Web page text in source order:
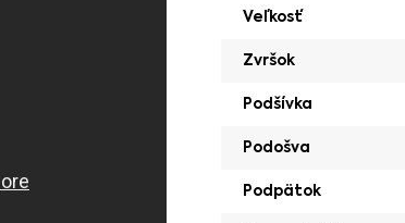
Veľkosť
Zvršok
Podšívka
Podošva
Podpätok